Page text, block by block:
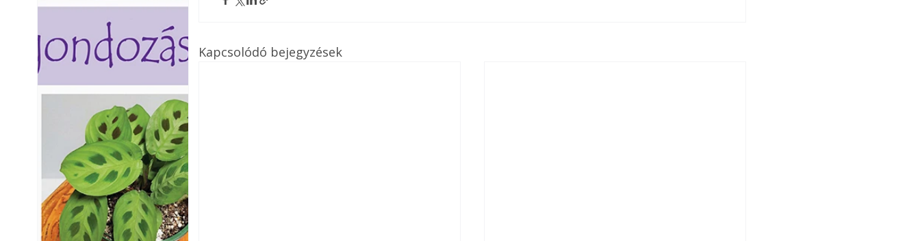
Kapcsolódó bejegyzések